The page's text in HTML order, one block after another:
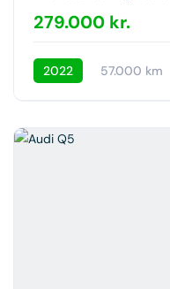
279.000 kr.
2022 57.000 km